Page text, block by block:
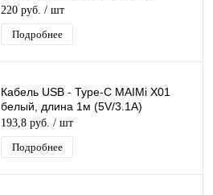
разъем съемный,шнур для
телефона черный 2.4A, длина 1м
220 руб. / шт
Подробнее
Кабель USB - Type-C MAIMi X01
белый, длина 1м (5V/3.1A)
193,8 руб. / шт
Подробнее